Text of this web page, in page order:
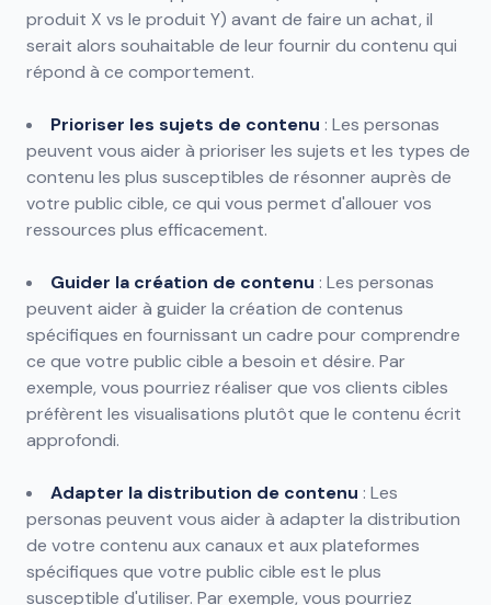
produit X vs le produit Y) avant de faire un achat, il
serait alors souhaitable de leur fournir du contenu qui
répond à ce comportement.
Prioriser les sujets de contenu : Les personas
peuvent vous aider à prioriser les sujets et les types de
contenu les plus susceptibles de résonner auprès de
votre public cible, ce qui vous permet d'allouer vos
ressources plus efficacement.
Guider la création de contenu : Les personas
peuvent aider à guider la création de contenus
spécifiques en fournissant un cadre pour comprendre
ce que votre public cible a besoin et désire. Par
exemple, vous pourriez réaliser que vos clients cibles
préfèrent les visualisations plutôt que le contenu écrit
approfondi.
Adapter la distribution de contenu : Les
personas peuvent vous aider à adapter la distribution
de votre contenu aux canaux et aux plateformes
spécifiques que votre public cible est le plus
susceptible d'utiliser. Par exemple, vous pourriez